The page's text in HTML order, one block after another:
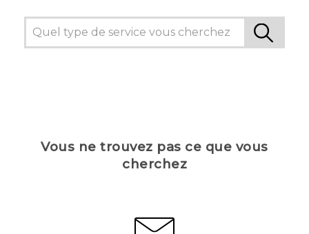
Vous ne trouvez pas ce que vous
cherchez